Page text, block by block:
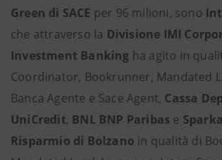
Green di SACE per 96 milioni, sono
che attraverso la Divisione IMI
Investment Banking ha agito in
Coordinator, Bookrunner, Mandated
Banca Agente e Sace Agent, Cassa
UniCredit, BNL BNP Paribas e
Risparmio di Bolzano in qualità di